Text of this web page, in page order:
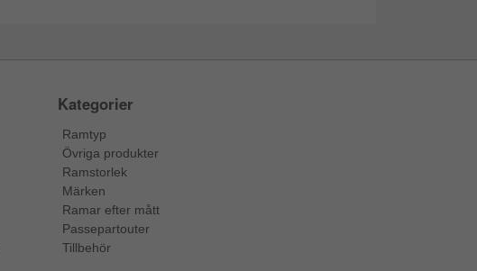
Kategorier
Ramtyp
Övriga produkter
Ramstorlek
Märken
Ramar efter mått
Passepartouter
Tillbehör